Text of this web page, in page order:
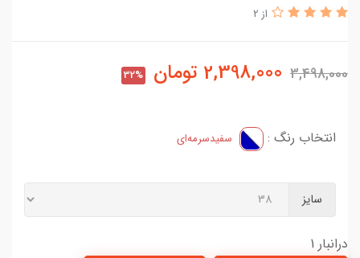
از 2
3,498,000
2,398,000 تومان 32%
انتخاب رنگ : سفید‌سرمه‌ای
سایز
درانبار 1